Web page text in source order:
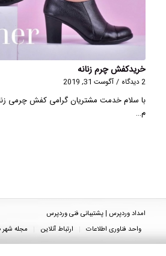
خریدکفش چرم زنانه
2 دیدگاه / آگوست 31, 2019
با سلام خدمت مشتریان گرامی کفش چرمی
م…
امداد وردپرس | پشتیبانی فنی وردپرس
واحد فناوری اطلاعات
ارتباط آنلاین مجله